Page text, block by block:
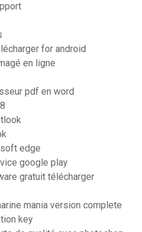
for android
en ligne
pdf en word
edge
google play
gratuit télécharger
mania version complete
key